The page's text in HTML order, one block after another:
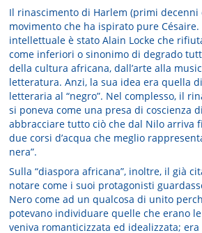
Il rinascimento di Harlem (primi decenni
movimento che ha ispirato pure
intellettuale è stato Alain Locke che
come inferiori o sinonimo di degrado
della cultura africana, dall’arte alla
letteratura. Anzi, la sua idea era quella
letteraria al “negro”. Nel complesso, il
si poneva come una presa di coscienza
abbracciare tutto ciò che dal Nilo arriva
due corsi d’acqua che meglio
nera”.
Sulla “diaspora africana”, inoltre, il già
notare come i suoi protagonisti
Nero come ad un qualcosa di unito
potevano individuare quelle che erano le
veniva romanticizzata ed idealizzata;